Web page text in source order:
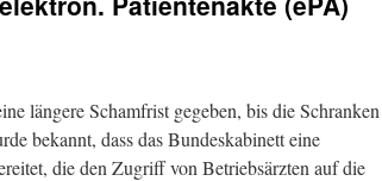
längere Schamfrist gegeben, bis die Schranken
bekannt, dass das Bundeskabinett eine
die den Zugriff von Betriebsärzten auf die